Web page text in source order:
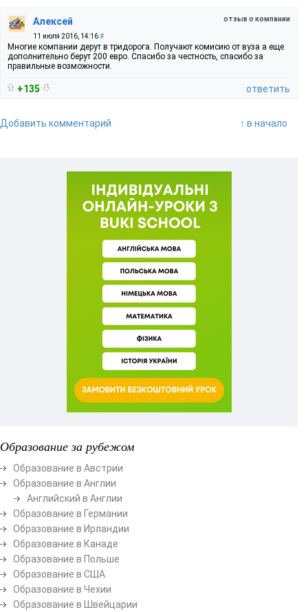
отзыв о компании
Алексей
11 июля 2016, 14:16#
Многие компании дерут в тридорога. Получают комисию от вуза а еще
дополнительно берут 200 евро. Спасибо за честность, спасибо за
правильные возможности.
+135 ответить
Добавить комментарий ↑ в начало
Образование за рубежом
Образование в Австрии
Образование в Англии
Английский в Англии
Образование в Германии
Образование в Ирландии
Образование в Канаде
Образование в Польше
Образование в США
Образование в Чехии
Образование в Швейцарии